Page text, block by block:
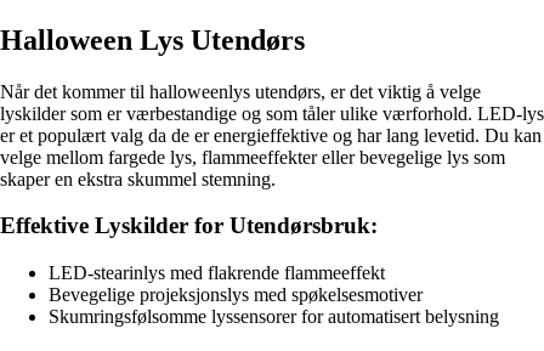
Halloween Lys Utendørs
Når det kommer til halloweenlys utendørs, er det viktig å velge
lyskilder som er værbestandige og som tåler ulike værforhold. LED-lys
er et populært valg da de er energieffektive og har lang levetid. Du kan
velge mellom fargede lys, flammeeffekter eller bevegelige lys som
skaper en ekstra skummel stemning.
Effektive Lyskilder for Utendørsbruk:
LED-stearinlys med flakrende flammeeffekt
Bevegelige projeksjonslys med spøkelsesmotiver
Skumringsfølsomme lyssensorer for automatisert belysning